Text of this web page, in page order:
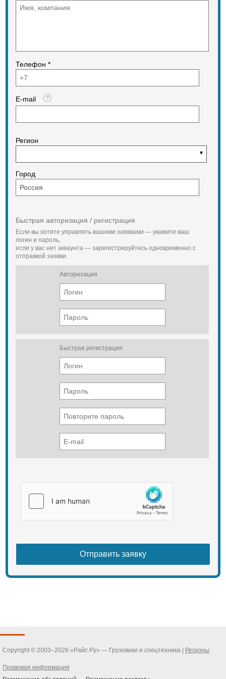
Телефон *
E-mail
Регион
Город
Быстрая авторизация / регистрация
Если вы хотите управлять вашими заявками — укажите ваш
логин и пароль,
если у вас нет аккаунта — зарегистрируйтесь одновременно с
отправкой заявки.
Авторизация
Быстрая регистрация
Copyright © 2003–2026 «Райс.Ру» — Грузовики и спецтехника | Регионы
Правовая информация